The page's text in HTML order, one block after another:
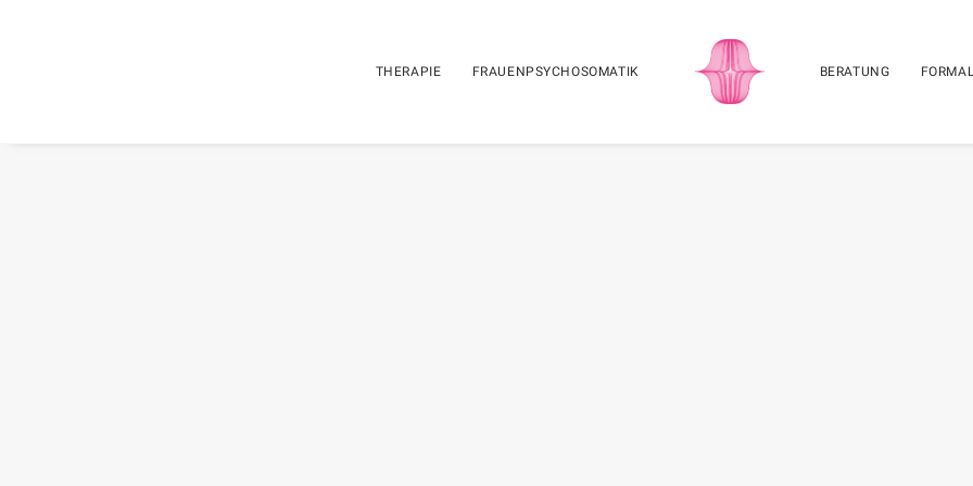
THERAPIE FRAUENPSYCHOSOMATIK BERATUNG